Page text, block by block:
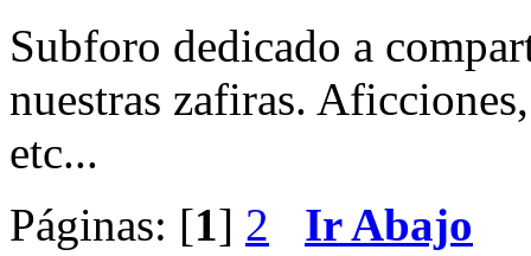
Subforo dedicado a
nuestras zafiras.
etc...
Páginas: [1] 2 Ir Abajo